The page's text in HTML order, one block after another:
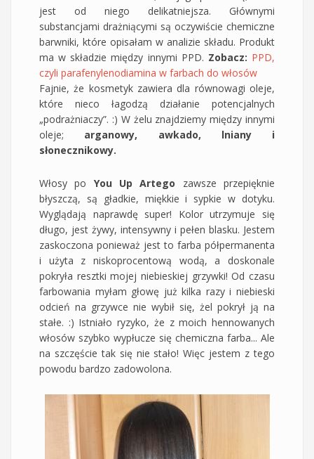
jest od niego delikatniejsza. Głównymi
substancjami drażniącymi są oczywiście chemiczne
barwniki, które opisałam w analizie składu. Produkt
ma w składzie między innymi PPD. Zobacz: PPD,
czyli parafenylenodiamina w farbach do włosów
Fajnie, że kosmetyk zawiera dla równowagi oleje,
które nieco łagodzą działanie potencjalnych
„podrażniaczy”. :) W żelu znajdziemy między innymi
oleje; arganowy, awkado, lniany i
słonecznikowy.
Włosy po You Up Artego zawsze przepięknie
błyszczą, są gładkie, miękkie i sypkie w dotyku.
Wyglądają naprawdę super! Kolor utrzymuje się
długo, jest żywy, intensywny i pełen blasku. Jestem
zaskoczona ponieważ jest to farba półpermanenta
i użyta z niskoprocentową wodą, a doskonale
pokryła resztki mojej niebieskiej grzywki! Od czasu
farbowania myłam głowę już kilka razy i niebieski
odcień na grzywce nie wybił się, żel pokrył ją na
stałe. :) Istniało ryzyko, że z moich hennowanych
włosów szybko wypłucze się chemiczna farba... Ale
na szczęście tak się nie stało! Więc jestem z tego
powodu bardzo zadowolona.